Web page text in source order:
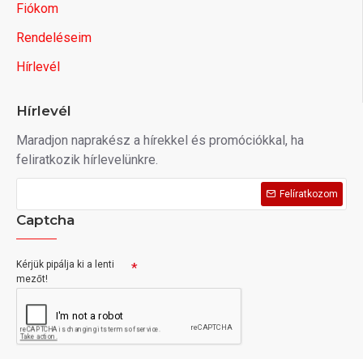
Fiókom
Rendeléseim
Hírlevél
Hírlevél
Maradjon naprakész a hírekkel és promóciókkal, ha
feliratkozik hírlevelünkre.
Felíratkozom
Captcha
Kérjük pipálja ki a lenti
mezőt!